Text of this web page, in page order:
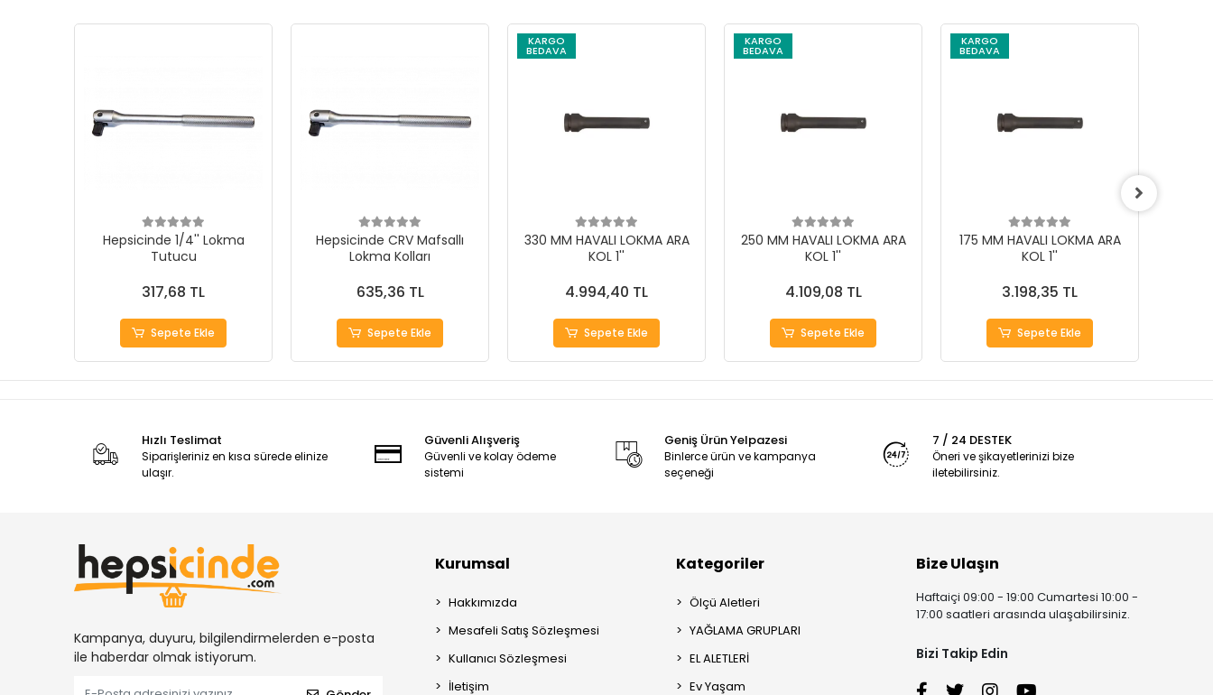
Hepsicinde 1/4'' Lokma
Tutucu
317,68 TL
Sepete Ekle
Hepsicinde CRV Mafsallı
Lokma Kolları
635,36 TL
Sepete Ekle
KARGO
BEDAVA
330 MM HAVALI LOKMA ARA
KOL 1''
4.994,40 TL
Sepete Ekle
KARGO
BEDAVA
250 MM HAVALI LOKMA ARA
KOL 1''
4.109,08 TL
Sepete Ekle
KARGO
BEDAVA
175 MM HAVALI LOKMA ARA
KOL 1''
3.198,35 TL
Sepete Ekle
Hızlı Teslimat
Siparişleriniz en kısa sürede elinize
ulaşır.
Güvenli Alışveriş
Güvenli ve kolay ödeme
sistemi
Geniş Ürün Yelpazesi
Binlerce ürün ve kampanya
seçeneği
7 / 24 DESTEK
Öneri ve şikayetlerinizi bize
iletebilirsiniz.
Kampanya, duyuru, bilgilendirmelerden e-posta
ile haberdar olmak istiyorum.
Kurumsal
Hakkımızda
Mesafeli Satış Sözleşmesi
Kullanıcı Sözleşmesi
İletişim
Kategoriler
Ölçü Aletleri
YAĞLAMA GRUPLARI
EL ALETLERİ
Ev Yaşam
Bize Ulaşın
Haftaiçi 09:00 - 19:00 Cumartesi 10:00 -
17:00 saatleri arasında ulaşabilirsiniz.
Bizi Takip Edin